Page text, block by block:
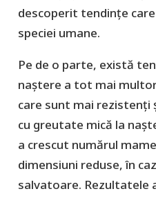
descoperit tendințe
speciei umane.
Pe de o parte, există
naștere a tot mai
care sunt mai rezistenți
cu greutate mică la
a crescut numărul
dimensiuni reduse, în
salvatoare. Rezultatele